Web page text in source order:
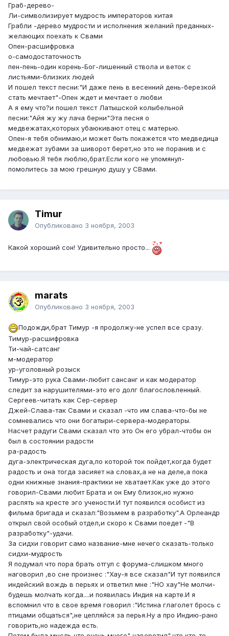
Граб-дерево-
Ли-символизирует мудрость императоров китая
Грабли -дерево мудрости и исполнения желаний преданных-
желающих поехать к Свами
Опен-расшифровка
о-самодостаточность
пен-пень-один корень-Бог-лишенный ствола и веток с
листьями-близких людей
И пошел текст песни:"И даже пень в весенний день-березкой
стать мечтает"-Опен ждет и мечтает о любви
А я ему что?и пошел текст Латышской колыбельной
песни:"Айя жу жу лача берни"Эта песня о
медвежатах,которых убаюкивают отец с матерью.
Опен-я тебя обнимаю,и может быть покажется что медведица
медвежат зубами за шиворот берет,но это не поранив и с
любовью.Я тебя люблю,брат.Если кого не упомянул-
помолитесь за мою грешную душу у СВами.
Timur
Опубликовано 3 ноября, 2003
Какой хороший сон! Удивительно просто...
marats
Опубликовано 3 ноября, 2003
Подожди,брат Тимур -я продолжу-не успел все сразу.
Тимур-расшифровка
Ти-чай-сатсанг
м-модератор
ур-уголовный розыск
Тимур-это рука Свами-любит сансанг и как модератор
следит за нарушителями-это его долг благословленный.
Сергеев-читать как Сер-сервер
Джей-Слава-так Свами и сказал -что им слава-что-бы не
сомневались что они богатыри-сервера-модераторы.
Насчет радуги Свами сказал что это Он его убрал-чтобы он
был в состоянии радости
ра-радость
дуга-электрическая дуга,по которой ток пойдет,когда будет
радость и она тогда засияет на словах,а не на деле,а пока
одни книжные знания-практики не хватает.Как уже до этого
говорил-Свами любит Брата и он Ему близок,но нужно
распять на кресте эго учености.И тут появился особист из
фильма бригада и сказал:"Возьмем в разработку".А Орлеандр
открыл свой особый отдел,и скоро к Свами поедет -"В
разработку"-удачи.
За сидхи говорит само название-мне нечего сказать-только
сидхи-мудрость
Я подумал что пора брать отгул с форума-слишком много
наговорил ,во сне произнес :"Хау-я все сказал"И тут появился
индейский вождь в перьях и ответил мне :"НО хау"Не молчи-
будешь молчать когда....и появилась Индия на карте.И я
вспомнил что в свое время говорил :"Истина глаголет брось с
птицами общаться",не цепляйся за перья.Ну а про Индию-рано
говорить,но надежда есть.